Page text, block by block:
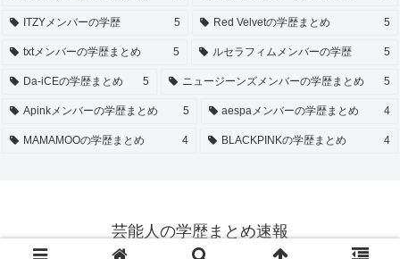
ITZYメンバーの学歴 5 Red Velvetの学歴まとめ 5
txtメンバーの学歴まとめ 5 ルセラフィムメンバーの学歴 5
Da-iCEの学歴まとめ 5 ニュージーンズメンバーの学歴まとめ 5
Apinkメンバーの学歴まとめ 5 aespaメンバーの学歴まとめ 4
MAMAMOOの学歴まとめ 4 BLACKPINKの学歴まとめ 4
芸能人の学歴まとめ速報